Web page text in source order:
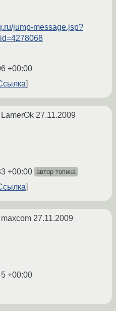
jump-message.jsp?
+00:00
LamerOk 27.11.2009
+00:00 автор топика
maxcom 27.11.2009
+00:00